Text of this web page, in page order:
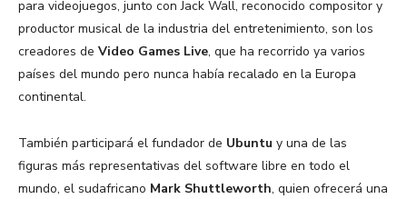
para videojuegos, junto con Jack Wall, reconocido compositor y
productor musical de la industria del entretenimiento, son los
creadores de Video Games Live, que ha recorrido ya varios
países del mundo pero nunca había recalado en la Europa
continental.
También participará el fundador de Ubuntu y una de las
figuras más representativas del software libre en todo el
mundo, el sudafricano Mark Shuttleworth, quien ofrecerá una